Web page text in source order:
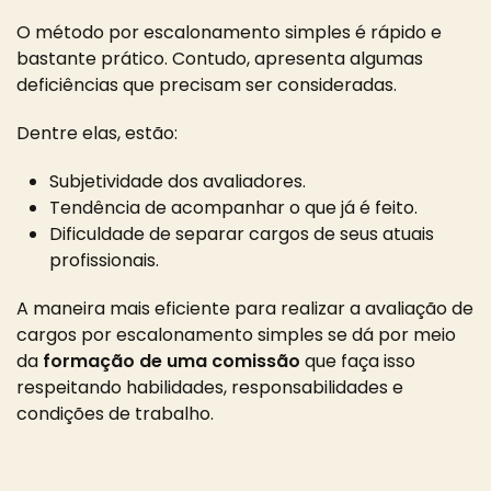
O método por escalonamento simples é rápido e
bastante prático. Contudo, apresenta algumas
deficiências que precisam ser consideradas.
Dentre elas, estão:
Subjetividade dos avaliadores.
Tendência de acompanhar o que já é feito.
Dificuldade de separar cargos de seus atuais
profissionais.
A maneira mais eficiente para realizar a avaliação de
cargos por escalonamento simples se dá por meio
da formação de uma comissão que faça isso
respeitando habilidades, responsabilidades e
condições de trabalho.